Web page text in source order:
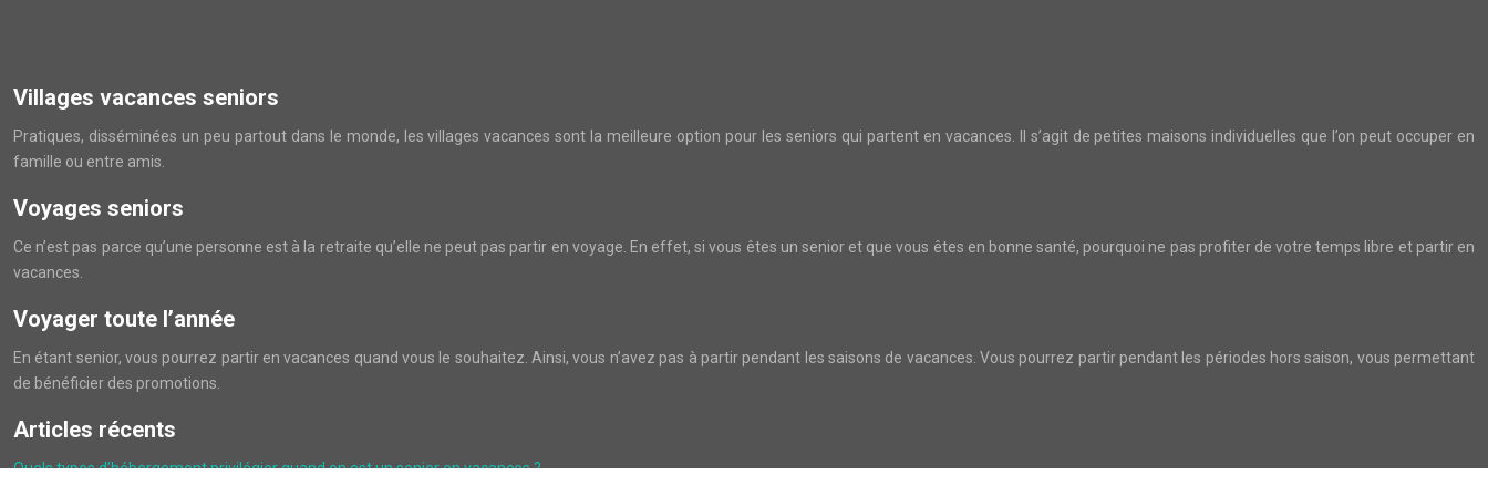
Villages vacances seniors
Pratiques, disséminées un peu partout dans le monde, les villages vacances sont la meilleure option pour les seniors qui partent en vacances. Il s’agit de petites maisons individuelles que l’on peut occuper en
famille ou entre amis.
Voyages seniors
Ce n’est pas parce qu’une personne est à la retraite qu’elle ne peut pas partir en voyage. En effet, si vous êtes un senior et que vous êtes en bonne santé, pourquoi ne pas profiter de votre temps libre et partir en
vacances.
Voyager toute l’année
En étant senior, vous pourrez partir en vacances quand vous le souhaitez. Ainsi, vous n’avez pas à partir pendant les saisons de vacances. Vous pourrez partir pendant les périodes hors saison, vous permettant
de bénéficier des promotions.
Articles récents
Quels types d’hébergement privilégier quand on est un senior en vacances ?